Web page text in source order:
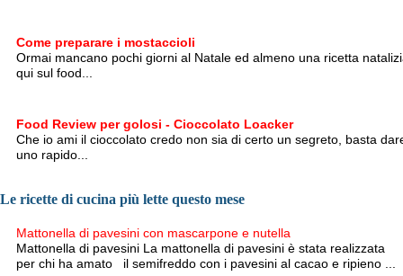
Come preparare i mostaccioli
Ormai mancano pochi giorni al Natale ed almeno una ricetta
qui sul food...
Food Review per golosi - Cioccolato Loacker
Che io ami il cioccolato credo non sia di certo un segreto, basta
uno rapido...
Le ricette di cucina più lette questo mese
Mattonella di pavesini con mascarpone e nutella
Mattonella di pavesini La mattonella di pavesini è stata realizzata
per chi ha amato il semifreddo con i pavesini al cacao e ripieno ...